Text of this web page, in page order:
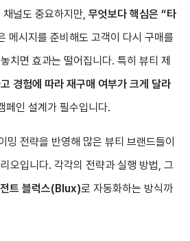
널도 중요하지만, 무엇보다 핵심은 “타
메시지를 준비해도 고객이 다시 구매를
치면 효과는 떨어집니다. 특히 뷰티 제
경험에 따라 재구매 여부가 크게 달라
페인 설계가 필수입니다.
밍 전략을 반영해 많은 뷰티 브랜드들이
오입니다. 각각의 전략과 실행 방법, 그
트 블럭스(Blux)로 자동화하는 방식까